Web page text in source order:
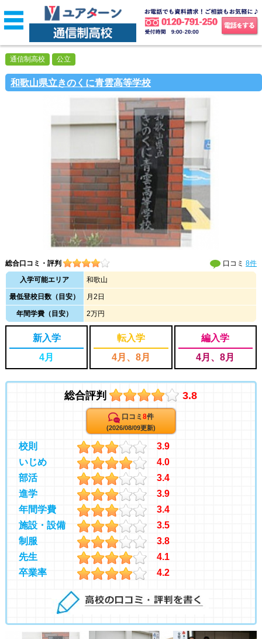
和歌山県立きのくに青雲高等学校
通信制高校 公立
総合口コミ・評判 口コミ8件
入学可能エリア
和歌山
最低登校日数（目安） 月2日
年間学費（目安） 2万円
新入学
4月
転入学
4月、8月
編入学
4月、8月
総合評判 3.8
口コミ 8件
(2026/08/09更新)
校則
3.9
いじめ
4.0
部活
3.4
進学
3.9
年間学費
3.4
施設・設備
3.5
制服
3.8
先生
4.1
卒業率
4.2